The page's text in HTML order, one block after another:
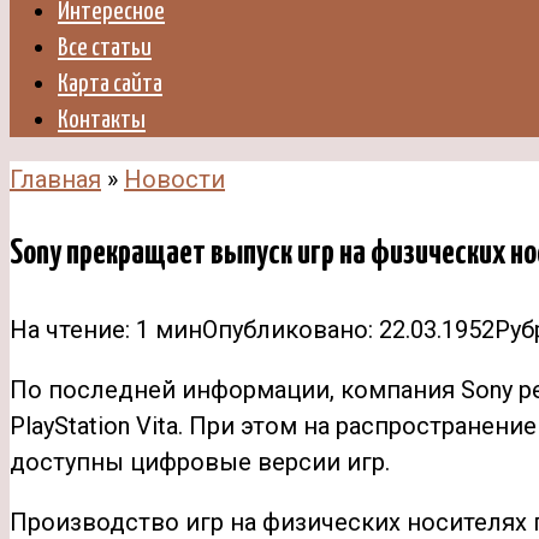
Интересное
Все статьи
Карта сайта
Контакты
Главная » Новости
Sony прекращает выпуск игр на физических
На чтение: 1 минОпубликовано: 22.03.1952
По последней информации, компания Sony
PlayStation Vita. При этом на
доступны цифровые версии игр.
Производство игр на физических